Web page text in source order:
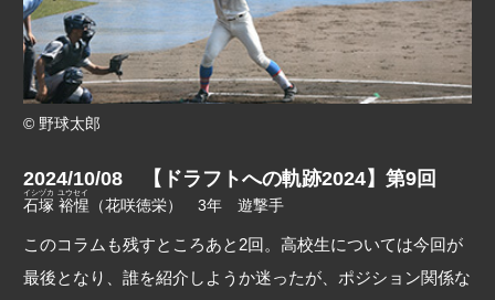
© 野球太郎
2024/10/08 【ドラフトへの軌跡2024】第9回
石塚 裕惺
イシヅカ ユウセイ
（花咲徳栄） 3年 遊撃手
このコラムも残すところあと2回。高校生については今回が
最後となり、誰を紹介しようか迷ったが、ポジション関係な